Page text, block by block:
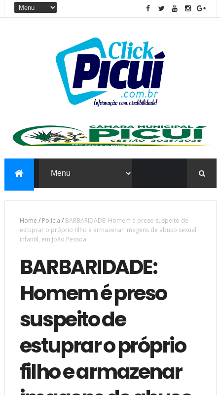
Home / Polícia / BARBARIDADE: Homem é preso suspeito de
estuprar o próprio filho e armazenar imagens de abuso sexual
infantil, em João Pessoa.
BARBARIDADE:
Homem é preso
suspeito de
estuprar o próprio
filho e armazenar